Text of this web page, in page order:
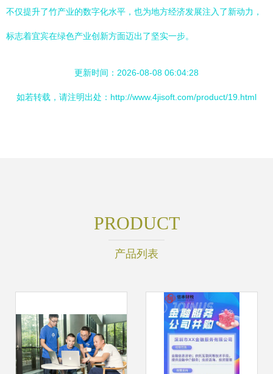
不仅提升了竹产业的数字化水平，也为地方经济发展注入了新动力，
标志着宜宾在绿色产业创新方面迈出了坚实一步。
更新时间：2026-08-08 06:04:28
如若转载，请注明出处：http://www.4jisoft.com/product/19.html
PRODUCT
产品列表